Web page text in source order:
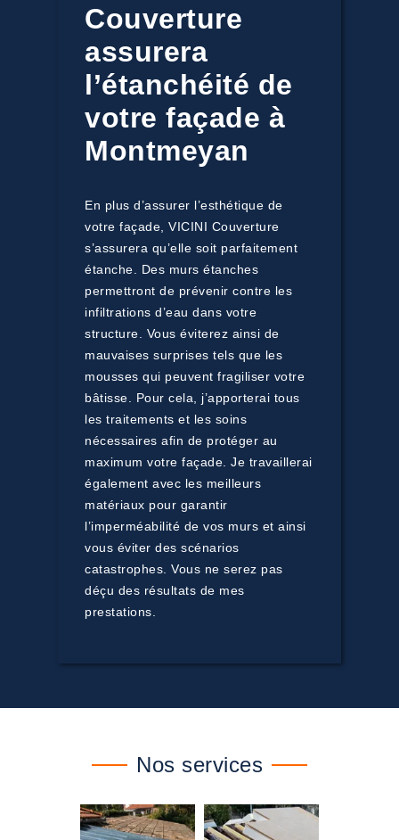
Couverture
assurera
l’étanchéité de
votre façade à
Montmeyan
En plus d’assurer l’esthétique de
votre façade, VICINI Couverture
s’assurera qu’elle soit parfaitement
étanche. Des murs étanches
permettront de prévenir contre les
infiltrations d’eau dans votre
structure. Vous éviterez ainsi de
mauvaises surprises tels que les
mousses qui peuvent fragiliser votre
bâtisse. Pour cela, j’apporterai tous
les traitements et les soins
nécessaires afin de protéger au
maximum votre façade. Je travaillerai
également avec les meilleurs
matériaux pour garantir
l’imperméabilité de vos murs et ainsi
vous éviter des scénarios
catastrophes. Vous ne serez pas
déçu des résultats de mes
prestations.
Nos services